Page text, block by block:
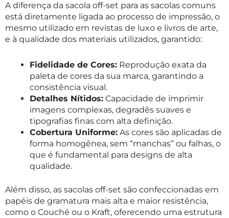
A diferença da sacola off-set para as sacolas comuns
está diretamente ligada ao processo de impressão, o
mesmo utilizado em revistas de luxo e livros de arte,
e à qualidade dos materiais utilizados, garantido:
Fidelidade de Cores: Reprodução exata da
paleta de cores da sua marca, garantindo a
consistência visual.
Detalhes Nítidos: Capacidade de imprimir
imagens complexas, degradês suaves e
tipografias finas com alta definição.
Cobertura Uniforme: As cores são aplicadas de
forma homogênea, sem “manchas” ou falhas, o
que é fundamental para designs de alta
qualidade.
Além disso, as sacolas off-set são confeccionadas em
papéis de gramatura mais alta e maior resistência,
como o Couché ou o Kraft, oferecendo uma estrutura